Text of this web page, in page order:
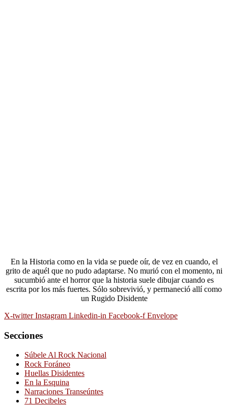
En la Historia como en la vida se puede oír, de vez en cuando, el
grito de aquél que no pudo adaptarse. No murió con el momento, ni
sucumbió ante el horror que la historia suele dibujar cuando es
escrita por los más fuertes. Sólo sobrevivió, y permaneció allí como
un Rugido Disidente
X-twitter Instagram Linkedin-in Facebook-f Envelope
Secciones
Súbele Al Rock Nacional
Rock Foráneo
Huellas Disidentes
En la Esquina
Narraciones Transeúntes
71 Decibeles